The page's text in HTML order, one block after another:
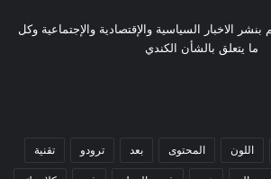
بنشر الاخبار السياسية والإقتصادية والإجتماعية وكل
ما يتعلق بالشأن الكندي
اللون المحتوى بعد ترودو تقنية